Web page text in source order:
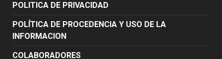
POLITICA DE PRIVACIDAD
POLÍTICA DE PROCEDENCIA Y USO DE LA
INFORMACION
COLABORADORES